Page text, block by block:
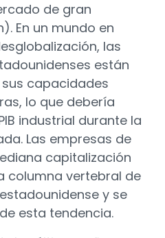
de gran
En un mundo en
las
están
capacidades
lo que debería
industrial durante la
Las empresas de
capitalización
columna vertebral de
y se
esta tendencia.